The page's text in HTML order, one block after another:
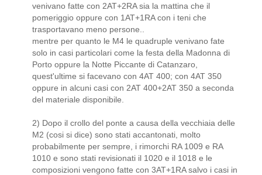
venivano fatte con 2AT+2RA sia la mattina che il
pomeriggio oppure con 1AT+1RA con i teni che
trasportavano meno persone..
mentre per quanto le M4 le quadruple venivano fate
solo in casi particolari come la festa della Madonna di
Porto oppure la Notte Piccante di Catanzaro,
quest'ultime si facevano con 4AT 400; con 4AT 350
oppure in alcuni casi con 2AT 400+2AT 350 a seconda
del materiale disponibile.
2) Dopo il crollo del ponte a causa della vecchiaia delle
M2 (cosi si dice) sono stati accantonati, molto
probabilmente per sempre, i rimorchi RA 1009 e RA
1010 e sono stati revisionati il 1020 e il 1018 e le
composizioni vengono fatte con 3AT+1RA salvo i casi in